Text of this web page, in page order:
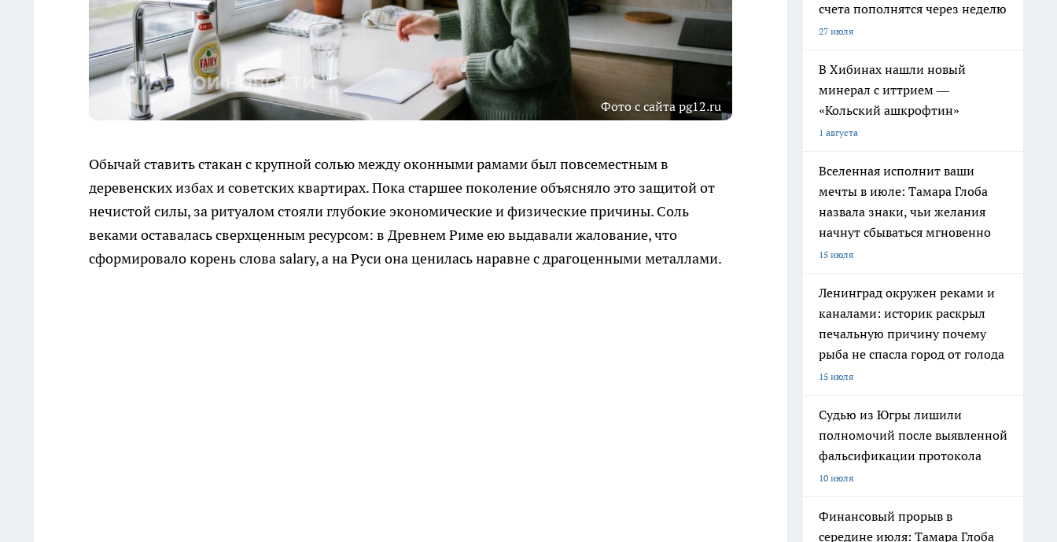
Фото с сайта pg12.ru
Обычай ставить стакан с крупной солью между оконными рамами был повсеместным в
деревенских избах и советских квартирах. Пока старшее поколение объясняло это защитой от
нечистой силы, за ритуалом стояли глубокие экономические и физические причины. Соль
веками оставалась сверхценным ресурсом: в Древнем Риме ею выдавали жалование, что
сформировало корень слова salary, а на Руси она ценилась наравне с драгоценными металлами.
счета пополнятся через неделю
27 июля
В Хибинах нашли новый
минерал с иттрием —
«Кольский ашкрофтин»
1 августа
Вселенная исполнит ваши
мечты в июле: Тамара Глоба
назвала знаки, чьи желания
начнут сбываться мгновенно
15 июля
Ленинград окружен реками и
каналами: историк раскрыл
печальную причину почему
рыба не спасла город от голода
15 июля
Судью из Югры лишили
полномочий после выявленной
фальсификации протокола
10 июля
Финансовый прорыв в
середине июля: Тамара Глоба